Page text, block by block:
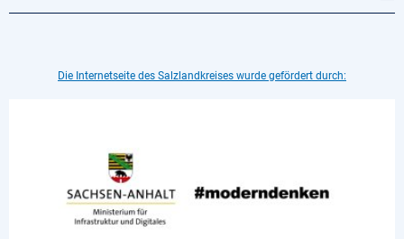
Die Internetseite des Salzlandkreises wurde gefördert durch: